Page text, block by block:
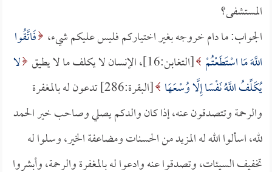
المستشفى؟
الجواب: ما دام خروجه بغير اختياركم فليس عليكم شيء، فَاتَّقُوا
اللَّهَ مَا اسْتَطَعْتُمْ [التغابن:16]، الإنسان لا يكلف ما لا يطيق
لا
يُكَلِّفُ اللَّهُ نَفْسًا إِلَّا وُسْعَهَا
[البقرة:286] تدعون له بالمغفرة
والرحمة وتتصدقون عنه، إذا كان والدكم يصلي وصاحب خير الحمد
لله، اسألوا الله له المزيد من الحسنات ومضاعفة الخير، وسلوا له
تخفيف السيئات، وتصدقوا عنه وادعوا له بالمغفرة والرحمة، وأبشروا